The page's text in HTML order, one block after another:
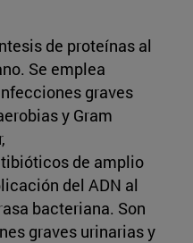
de proteínas al
Se emplea
graves
y Gram
de amplio
del ADN al
bacteriana. Son
graves urinarias y